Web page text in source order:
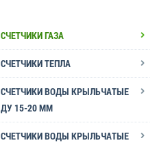
СЧЕТЧИКИ ГАЗА
СЧЕТЧИКИ ТЕПЛА
СЧЕТЧИКИ ВОДЫ КРЫЛЬЧАТЫЕ
ДУ 15-20 ММ
СЧЕТЧИКИ ВОДЫ КРЫЛЬЧАТЫЕ